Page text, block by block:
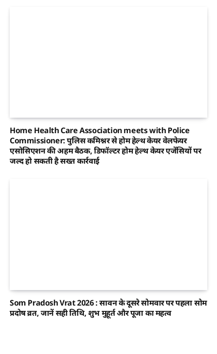
Home Health Care Association meets with Police
Commissioner: पुलिस कमिश्नर से होम हेल्थ केयर वेलफेयर
एसोसिएशन की अहम बैठक, डिफॉल्टर होम हेल्थ केयर एजेंसियों पर
जल्द हो सकती है सख्त कार्रवाई
Som Pradosh Vrat 2026 : सावन के दूसरे सोमवार पर पहला सोम
प्रदोष व्रत, जानें सही तिथि, शुभ मुहूर्त और पूजा का महत्व